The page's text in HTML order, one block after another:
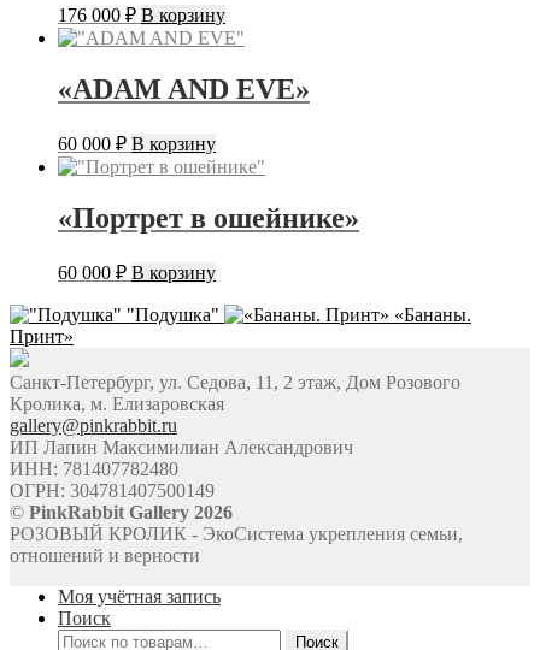
176 000 ₽ В корзину
«ADAM AND EVE»
60 000 ₽ В корзину
«Портрет в ошейнике»
60 000 ₽ В корзину
"Подушка"
«Бананы.
Принт»
Санкт-Петербург, ул. Седова, 11, 2 этаж, Дом Розового
Кролика, м. Елизаровская
gallery@pinkrabbit.ru
ИП Лапин Максимилиан Александрович
ИНН: 781407782480
ОГРН: 304781407500149
© PinkRabbit Gallery 2026
РОЗОВЫЙ КРОЛИК - ЭкоСистема укрепления семьи,
отношений и верности
Моя учётная запись
Поиск
Искать:
Поиск